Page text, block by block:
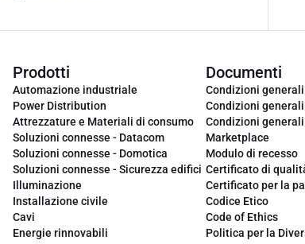
Prodotti
Automazione industriale
Power Distribution
Attrezzature e Materiali di consumo
Soluzioni connesse - Datacom
Soluzioni connesse - Domotica
Soluzioni connesse - Sicurezza edifici
Illuminazione
Installazione civile
Cavi
Energie rinnovabili
Documenti
Condizioni
Condizioni
Condizioni generali
Marketplace
Modulo di recesso
Certificato di
Certificato per la
Codice Etico
Code of Ethics
Politica per la